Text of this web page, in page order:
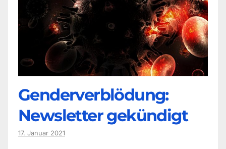
Genderverblödung:
Newsletter gekündigt
17. Januar 2021